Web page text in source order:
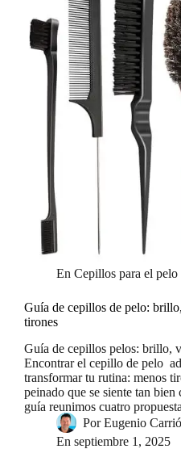
En Cepillos para el pelo
Guía de cepillos de pelo:
tirones
Guía de cepillos pelos: brillo,
Encontrar el cepillo de pelo
transformar tu rutina: menos
peinado que se siente tan bien
guía reunimos cuatro
Por Eugenio Carrió
En septiembre 1, 2025